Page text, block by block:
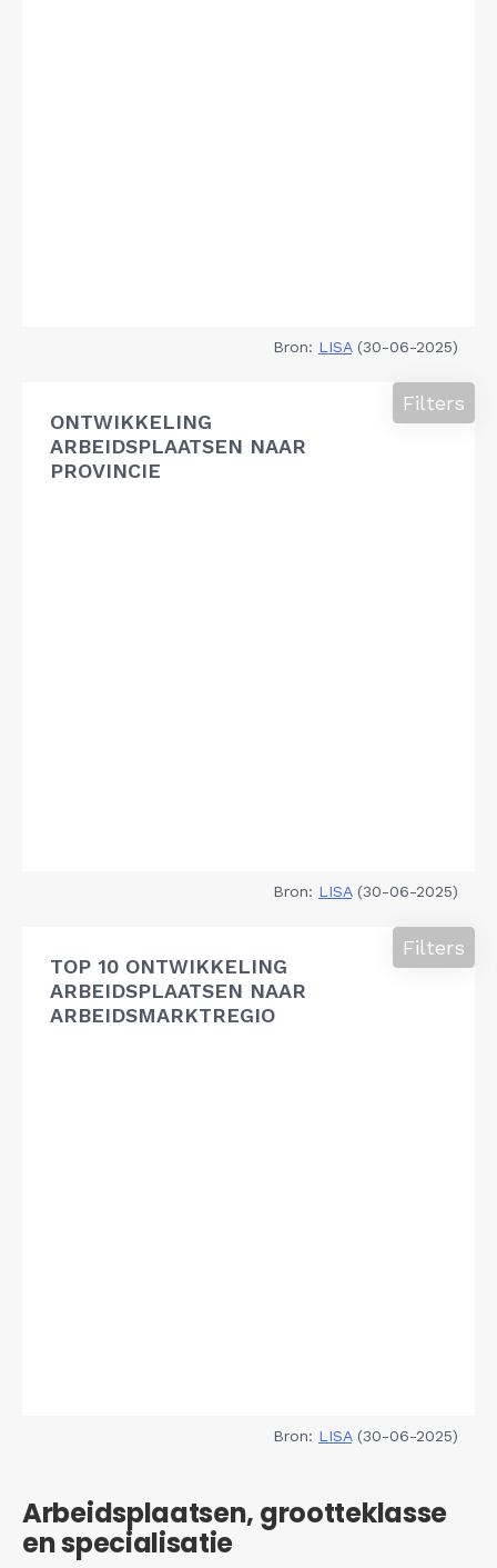
Bron: LISA(30-06-2025)
ONTWIKKELING
ARBEIDSPLAATSEN NAAR
PROVINCIE
Filters
Bron: LISA(30-06-2025)
TOP 10 ONTWIKKELING
ARBEIDSPLAATSEN NAAR
ARBEIDSMARKTREGIO
Filters
Bron: LISA(30-06-2025)
Arbeidsplaatsen, grootteklasse
en specialisatie